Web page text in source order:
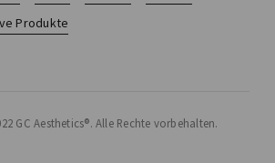
Produkte
GC Aesthetics®. Alle Rechte vorbehalten.